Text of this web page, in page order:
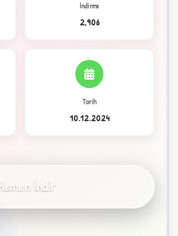
İndirme
2,906
Tarih
10.12.2024
Hemen İndir